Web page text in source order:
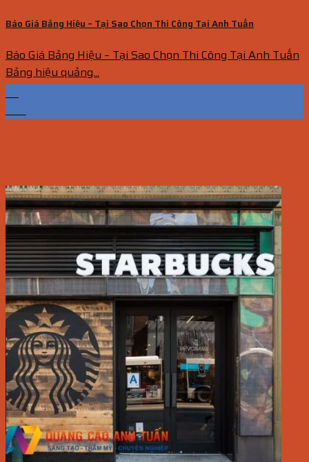
Báo Giá Bảng Hiệu – Tại Sao Chọn Thi Công Tại Anh Tuấn
Báo Giá Bảng Hiệu – Tại Sao Chọn Thi Công Tại Anh Tuấn
Bảng hiệu quảng...
25
Th6